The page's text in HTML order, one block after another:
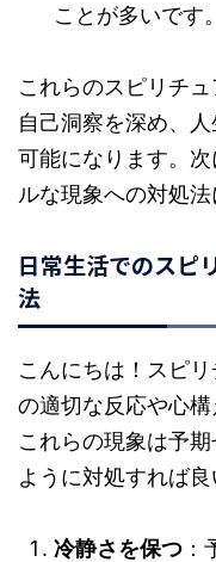
ことが多いです。
これらのスピリチ
自己洞察を深め、
可能になります。
ルな現象への対処
日常生活でのスピ
法
こんにちは！スピ
の適切な反応や心構
これらの現象は予
ように対処すれば
冷静さを保つ